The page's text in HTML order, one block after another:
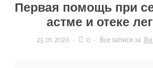
Первая помощь при
астме и отеке
25.01.2020 · 0 · Все записи за